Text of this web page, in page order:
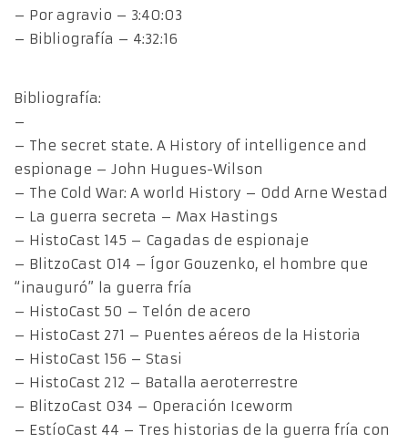
– Por agravio – 3:40:03
– Bibliografía – 4:32:16
Bibliografía:
–
– The secret state. A History of intelligence and
espionage – John Hugues-Wilson
– The Cold War: A world History – Odd Arne Westad
– La guerra secreta – Max Hastings
– HistoCast 145 – Cagadas de espionaje
– BlitzoCast 014 – Ígor Gouzenko, el hombre que
“inauguró” la guerra fría
– HistoCast 50 – Telón de acero
– HistoCast 271 – Puentes aéreos de la Historia
– HistoCast 156 – Stasi
– HistoCast 212 – Batalla aeroterrestre
– BlitzoCast 034 – Operación Iceworm
– EstíoCast 44 – Tres historias de la guerra fría con